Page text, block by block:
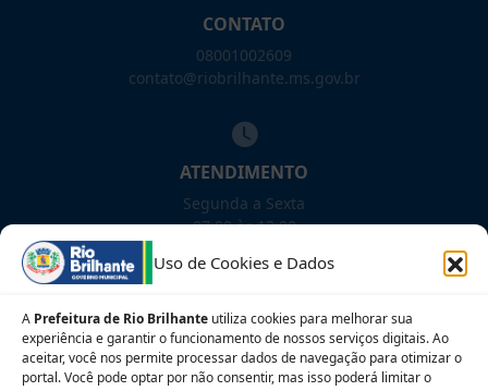
Uso de Cookies e Dados
A Prefeitura de Rio Brilhante utiliza cookies para melhorar sua
experiência e garantir o funcionamento de nossos serviços digitais. Ao
aceitar, você nos permite processar dados de navegação para otimizar o
portal. Você pode optar por não consentir, mas isso poderá limitar o
CONTATO
08001002609
contato@riobrilhante.ms.gov.br
ATENDIMENTO
Segunda a Sexta
07:00 às 13:00
NOSSAS REDES!